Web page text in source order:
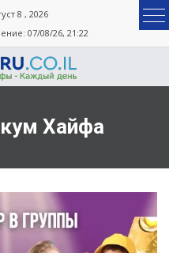
8 , 2026
07/08/26, 21:22
Хайфа